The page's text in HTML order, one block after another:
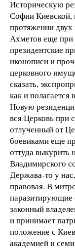
Историческую
Софии Киевской,
протяжении двух
Ахметов еще при
президентские
иконописи и
церковного
сказать,
как и полагается
Новую
вся Церковь при
отлученный от
боевиками еще
оттуда выкурить
Владимирского
Держава-то у
правовая. В
паразитирующие
законный
и принимает
положение с
академией и